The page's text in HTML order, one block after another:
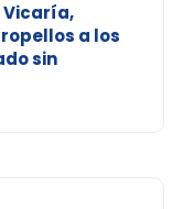
Vicaría,
a los
sin